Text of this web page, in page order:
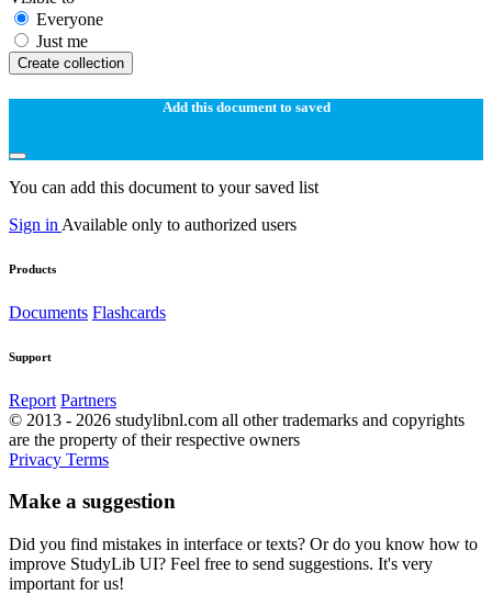
Everyone
Just me
Create collection
Add this document to saved
You can add this document to your saved list
Sign in Available only to authorized users
Products
Documents Flashcards
Support
Report Partners
© 2013 - 2026 studylibnl.com all other trademarks and copyrights
are the property of their respective owners
Privacy Terms
Make a suggestion
Did you find mistakes in interface or texts? Or do you know how to
improve StudyLib UI? Feel free to send suggestions. It's very
important for us!